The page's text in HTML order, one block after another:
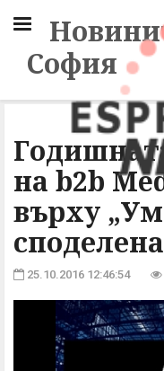
София
на b2b
върху
25.10.2016 12:46:54